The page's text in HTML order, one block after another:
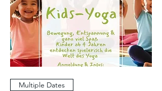
Multiple Dates